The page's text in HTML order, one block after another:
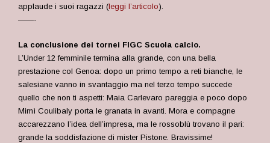
applaude i suoi ragazzi (leggi l’articolo).
——-
La conclusione dei tornei FIGC Scuola calcio.
L’Under 12 femminile termina alla grande, con una bella
prestazione col Genoa: dopo un primo tempo a reti bianche, le
salesiane vanno in svantaggio ma nel terzo tempo succede
quello che non ti aspetti: Maia Carlevaro pareggia e poco dopo
Mimì Coulibaly porta le granata in avanti. Mora e compagne
accarezzano l’idea dell’impresa, ma le rossoblù trovano il pari:
grande la soddisfazione di mister Pistone. Bravissime!